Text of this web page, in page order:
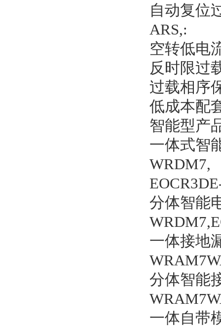
自动复位
ARS,:
空转低电
反时限过
过载相序
低成本配
智能型产
一体式智
WRDM7,
分体智能
一体接地
分体智能
一体自带